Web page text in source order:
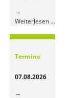
Weiterlesen …Bunte
und
Termine
07.08.2026